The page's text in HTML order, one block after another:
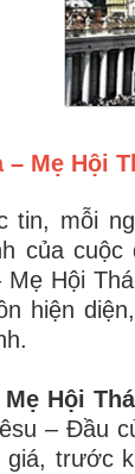
Mẹ Hội
tin, mỗi
của
Hội
hiện
Hội
– Đầu
trước